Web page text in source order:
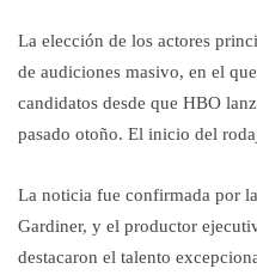
La elección de los actores
de audiciones masivo, en el
candidatos desde que HBO
pasado otoño. El inicio del
La noticia fue confirmada por
Gardiner, y el productor
destacaron el talento